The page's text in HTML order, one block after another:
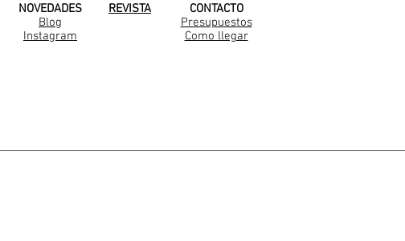
NOVEDADES
Blog
Instagram
REVISTA
CONTACTO
Presupuestos
Como llegar